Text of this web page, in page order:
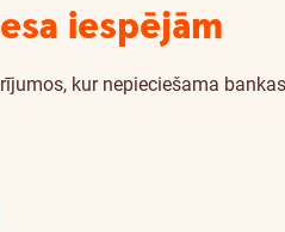
iespējām
kur nepieciešama